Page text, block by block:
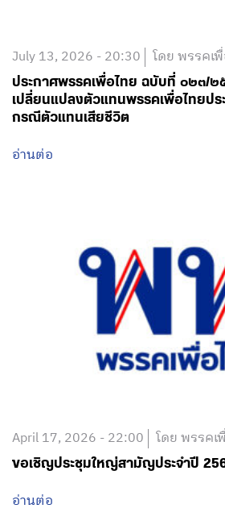
July 13, 2026 - 20:30 โดย พรรคเ
ประกาศพรรคเพื่อไทย ฉบับที่ ๐๒๓/๒
เปลี่ยนแปลงตัวแทนพรรคเพื่อไทยปร
กรณีตัวแทนเสียชีวิต
อ่านต่อ
April 17, 2026 - 22:00 โดย พรรคเ
ขอเชิญประชุมใหญ่สามัญประจำปี
อ่านต่อ